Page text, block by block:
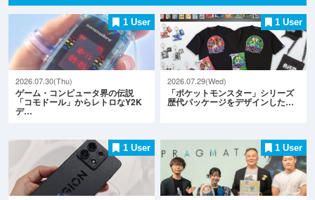
1 User
2026.07.30(Thu)
ゲーム・コンピュータ界の伝説
「コモドール」からレトロなY2K
デ…
1 User
2026.07.29(Wed)
「ポケットモンスター」シリーズ
歴代パッケージをデザインした…
1 User 1 User